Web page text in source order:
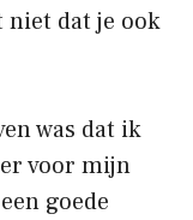
niet dat je ook
was dat ik
voor mijn
goede